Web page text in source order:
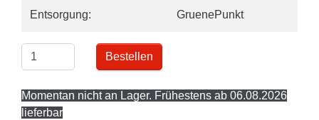
Entsorgung: GruenePunkt
Bestellen
Momentan nicht an Lager. Frühestens ab 06.08.2026
lieferbar